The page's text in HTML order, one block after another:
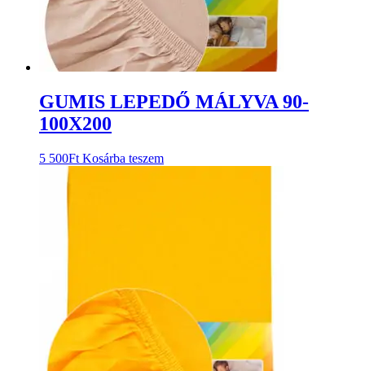
GUMIS LEPEDŐ MÁLYVA 90-
100X200
5 500Ft Kosárba teszem